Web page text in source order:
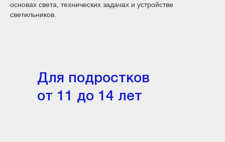
основах света, технических задачах и устройстве
светильников.
Для подростков
от 11 до 14 лет